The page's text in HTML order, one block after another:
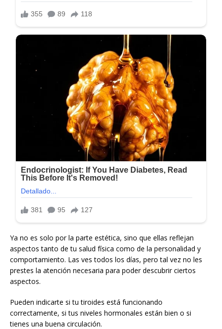
Ya no es solo por la parte estética, sino que ellas reflejan
aspectos tanto de tu salud física como de la personalidad y
comportamiento. Las ves todos los días, pero tal vez no les
prestes la atención necesaria para poder descubrir ciertos
aspectos.
Pueden indicarte si tu tiroides está funcionando
correctamente, si tus niveles hormonales están bien o si
tienes una buena circulación.